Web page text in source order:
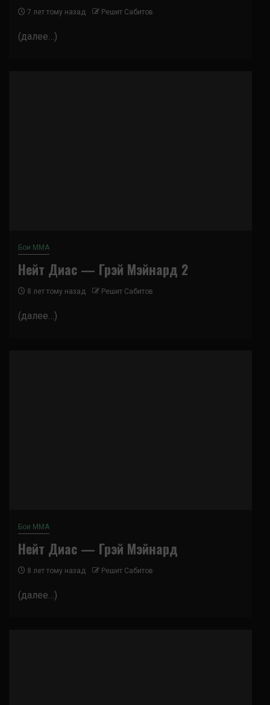
7 лет тому назад Решит Сабитов
(далее…)
Бои ММА
Нейт Диас — Грэй Мэйнард 2
8 лет тому назад Решит Сабитов
(далее…)
Бои ММА
Нейт Диас — Грэй Мэйнард
8 лет тому назад Решит Сабитов
(далее…)